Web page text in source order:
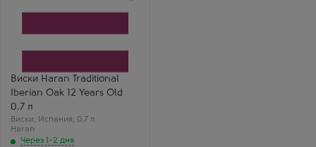
Виски Haran Traditional
Iberian Oak 12 Years Old
0.7 л
Виски, Испания, 0,7 л
Haran
Через 1-2 дня
Оук 12-летний
Haran
Регион
Страна Басков
Выдержка
12 лет